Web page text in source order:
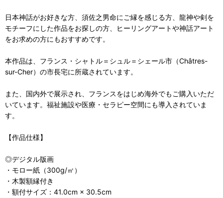
日本神話がお好きな方、須佐之男命にご縁を感じる方、龍神や剣を
モチーフにした作品をお探しの方、ヒーリングアートや神話アート
をお求めの方にもおすすめです。
本作品は、フランス・シャトル＝シュル＝シェール市（Châtres-
sur-Cher）の市長宅に所蔵されています。
また、国内外で展示され、フランスをはじめ海外でもご購入いただ
いています。福祉施設や医療・セラピー空間にも導入されていま
す。
【作品仕様】
◎デジタル版画
・モロー紙（300g/㎡）
・木製額縁付き
・額付サイズ：41.0cm × 30.5cm